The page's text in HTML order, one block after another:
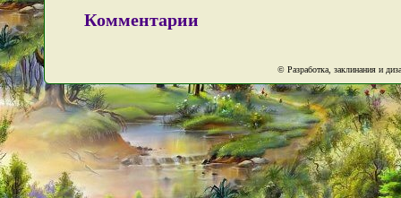
Комментарии
© Разработка, заклинания и